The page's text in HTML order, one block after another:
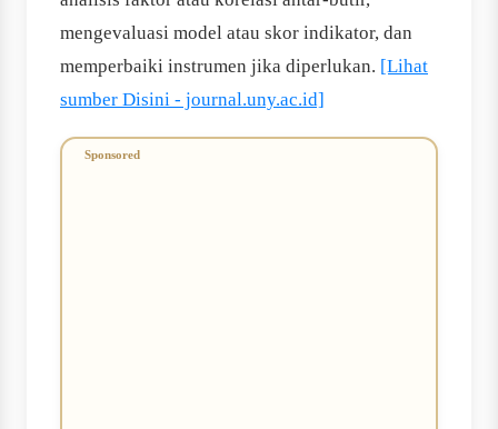
mengevaluasi model atau skor indikator, dan
memperbaiki instrumen jika diperlukan. [Lihat
sumber Disini - journal.uny.ac.id]